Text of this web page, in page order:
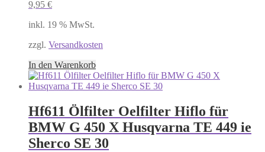
9,95 €
inkl. 19 % MwSt.
zzgl. Versandkosten
In den Warenkorb
Hf611 Ölfilter Oelfilter Hiflo für
BMW G 450 X Husqvarna TE 449 ie
Sherco SE 30